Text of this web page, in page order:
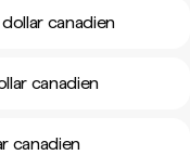
canadien
canadien
canadien